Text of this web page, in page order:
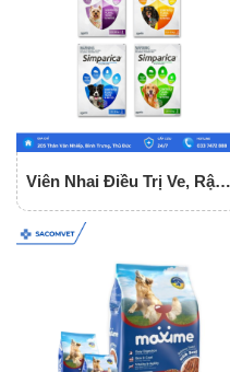
Viên Nhai Điều Trị Ve, Rận,